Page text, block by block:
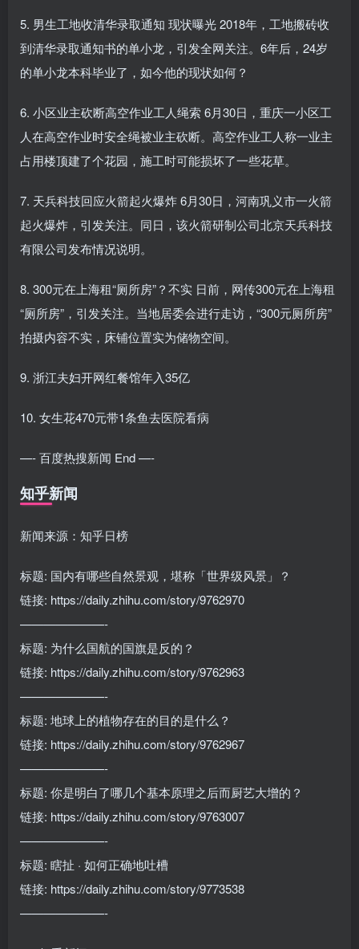
5. 男生工地收清华录取通知 现状曝光 2018年，工地搬砖收
到清华录取通知书的单小龙，引发全网关注。6年后，24岁
的单小龙本科毕业了，如今他的现状如何？
6. 小区业主砍断高空作业工人绳索 6月30日，重庆一小区工
人在高空作业时安全绳被业主砍断。高空作业工人称一业主
占用楼顶建了个花园，施工时可能损坏了一些花草。
7. 天兵科技回应火箭起火爆炸 6月30日，河南巩义市一火箭
起火爆炸，引发关注。同日，该火箭研制公司北京天兵科技
有限公司发布情况说明。
8. 300元在上海租“厕所房”？不实 日前，网传300元在上海租
“厕所房”，引发关注。当地居委会进行走访，“300元厕所房”
拍摄内容不实，床铺位置实为储物空间。
9. 浙江夫妇开网红餐馆年入35亿
10. 女生花470元带1条鱼去医院看病
—- 百度热搜新闻 End —-
知乎新闻
新闻来源：知乎日榜
标题: 国内有哪些自然景观，堪称「世界级风景」？
链接: https://daily.zhihu.com/story/9762970
———————-
标题: 为什么国航的国旗是反的？
链接: https://daily.zhihu.com/story/9762963
———————-
标题: 地球上的植物存在的目的是什么？
链接: https://daily.zhihu.com/story/9762967
———————-
标题: 你是明白了哪几个基本原理之后而厨艺大增的？
链接: https://daily.zhihu.com/story/9763007
———————-
标题: 瞎扯 · 如何正确地吐槽
链接: https://daily.zhihu.com/story/9773538
———————-